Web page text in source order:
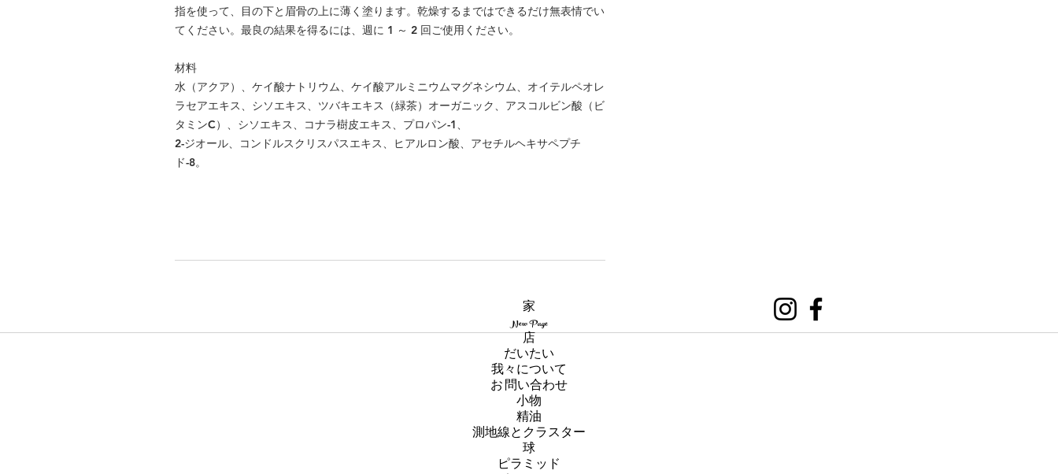
指を使って、目の下と眉骨の上に薄く塗ります。乾燥するまではできるだけ無表情でい
てください。最良の結果を得るには、週に 1 ～ 2 回ご使用ください。
材料
水（アクア）、ケイ酸ナトリウム、ケイ酸アルミニウムマグネシウム、オイテルペオレ
ラセアエキス、シソエキス、ツバキエキス（緑茶）オーガニック、アスコルビン酸（ビ
タミンC）、シソエキス、コナラ樹皮エキス、プロパン-1、
2-ジオール、コンドルスクリスパスエキス、ヒアルロン酸、アセチルヘキサペプチ
ド-8。
家
New Page
店
だいたい
我々について
お 問い合わせ
小物
精油
測地線とクラスター
球
ピラミッド